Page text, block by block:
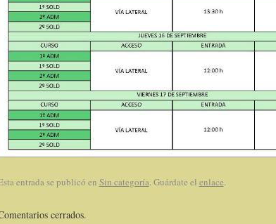
entrada se publicó en Sin categoría. Guárdate el enlace.
cerrados.